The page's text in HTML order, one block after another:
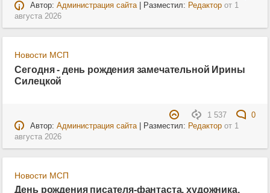
Автор: Администрация сайта| Разместил: Редакторот 1
августа 2026
Новости МСП
Сегодня - день рождения замечательной Ирины
Силецкой
1 537
0
Автор: Администрация сайта| Разместил: Редакторот 1
августа 2026
Новости МСП
День рождения писателя-фантаста, художника,